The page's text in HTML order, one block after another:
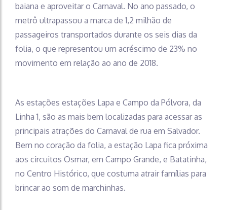
baiana e aproveitar o Carnaval. No ano passado, o
metrô ultrapassou a marca de 1,2 milhão de
passageiros transportados durante os seis dias da
folia, o que representou um acréscimo de 23% no
movimento em relação ao ano de 2018.
As estações estações Lapa e Campo da Pólvora, da
Linha 1, são as mais bem localizadas para acessar as
principais atrações do Carnaval de rua em Salvador.
Bem no coração da folia, a estação Lapa fica próxima
aos circuitos Osmar, em Campo Grande, e Batatinha,
no Centro Histórico, que costuma atrair famílias para
brincar ao som de marchinhas.